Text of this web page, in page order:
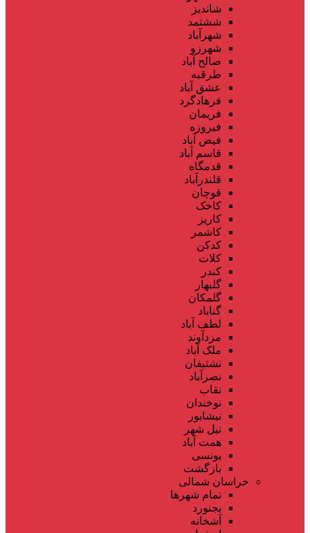
شاندیز
ششتمد
شهرآباد
شهرزو
صالح آباد
طرقبه
عشق آباد
فرهادگرد
فریمان
فیروزه
فیض آباد
قاسم آباد
قدمگاه
قلندرآباد
قوچان
کاخک
کاریز
کاشمر
کدکن
کلات
کندر
گلبهار
گلمکان
گناباد
لطف آباد
مزدآوند
ملک آباد
نشتیفان
نصرآباد
نقاب
نوخندان
نیشابور
نیل شهر
همت آباد
یونسی
بازگشت
خراسان شمالی
تمام شهر‌ها
بجنورد
آشخانه